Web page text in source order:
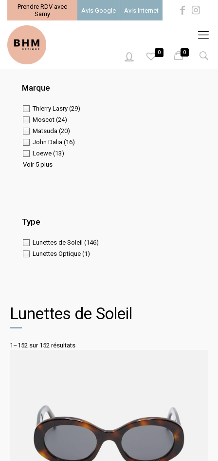
Prendre RDV avec
Samy
Avis Google Avis Internet
0 0
Lunettes de Soleil
1–152 sur 152 résultats
Marque
Thierry Lasry (29)
Moscot (24)
Matsuda (20)
John Dalia (16)
Loewe (13)
Voir 5 plus
Type
Lunettes de Soleil (146)
Lunettes Optique (1)